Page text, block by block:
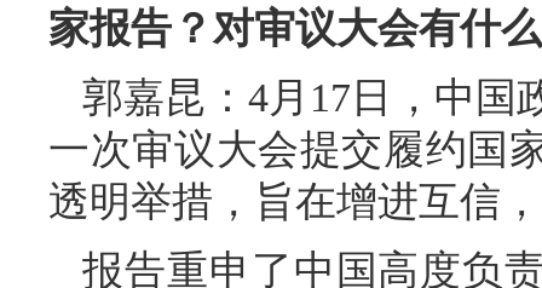
家报告？对审议大会有什
郭嘉昆：4月17日，中国
一次审议大会提交履约国
透明举措，旨在增进互信
报告重申了中国高度负